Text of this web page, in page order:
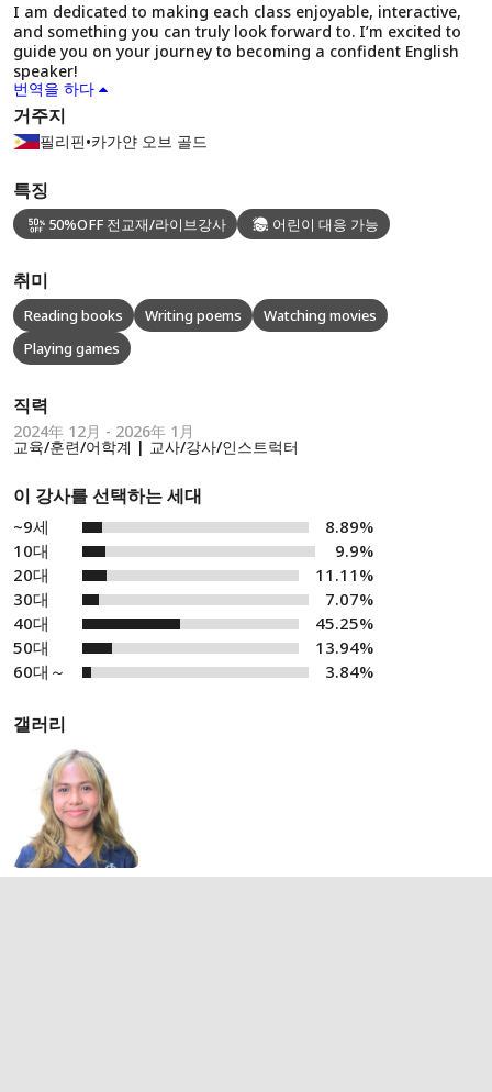
I am dedicated to making each class enjoyable, interactive,
and something you can truly look forward to. I’m excited to
guide you on your journey to becoming a confident English
speaker!
번역을 하다
거주지
필리핀•카가얀 오브 골드
특징
50%OFF 전교재/라이브강사 어린이 대응 가능
취미
Reading books Writing poems
Watching movies
Playing games
직력
2024年 12月 - 2026年 1月
교육/훈련/어학계 | 교사/강사/인스트럭터
이 강사를 선택하는 세대
~9세
8.89%
10대
9.9%
20대
11.11%
30대
7.07%
40대
45.25%
50대
13.94%
60대～
3.84%
갤러리